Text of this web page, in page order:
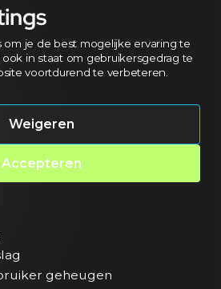
je de best mogelijke ervaring te
in staat om gebruikersgedrag te
voortdurend te verbeteren.
Weigeren
Accepteren
geheugen